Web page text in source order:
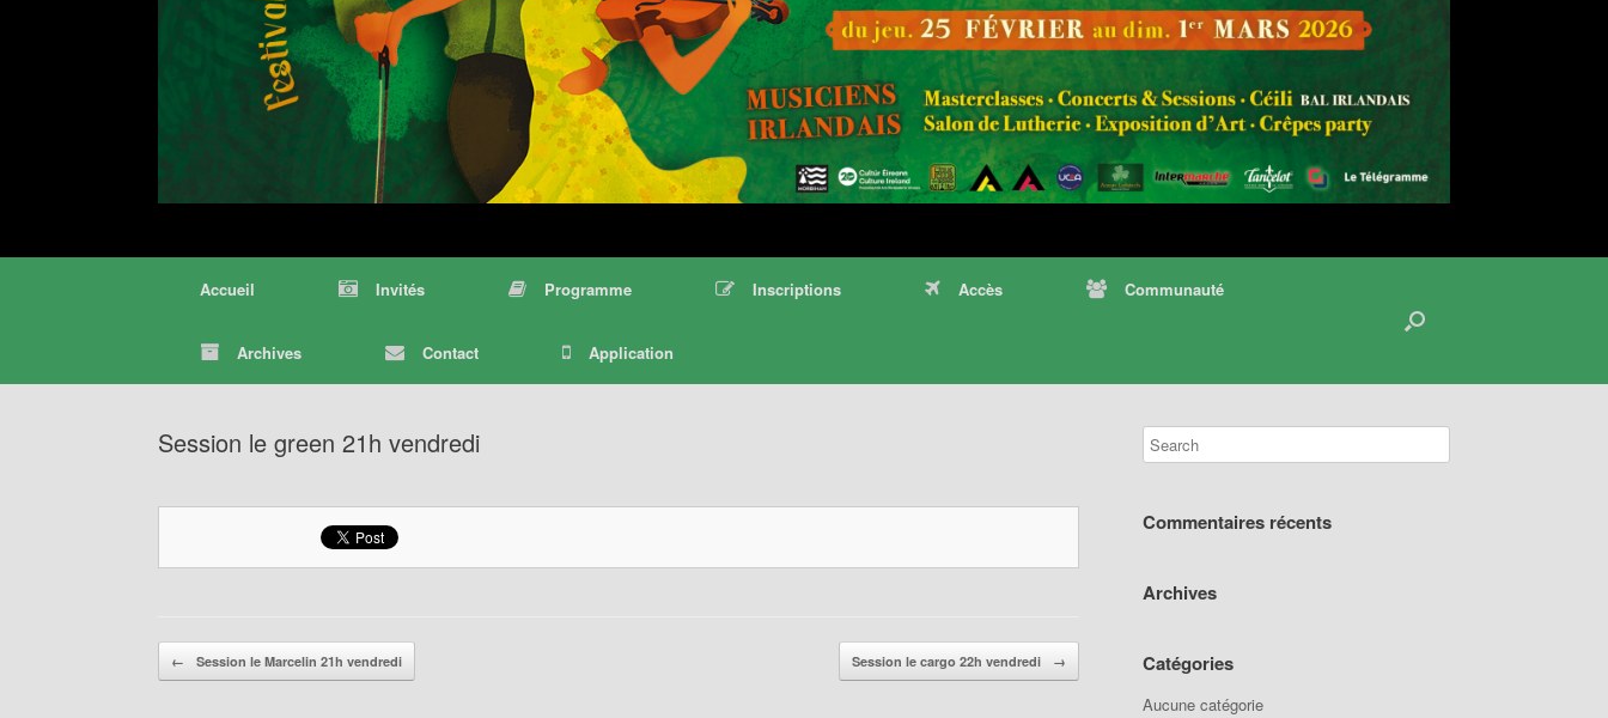
Accueil Invités Programme Inscriptions Accès Communauté
Archives Contact Application
Session le green 21h vendredi
Post navigation
← Session le Marcelin 21h vendredi Session le cargo 22h vendredi →
Commentaires récents
Archives
Catégories
Aucune catégorie